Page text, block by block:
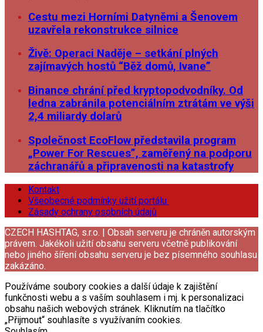
Cestu mezi Horními Datyněmi a Šenovem
uzavřela rekonstrukce silnice
Živě: Operaci Naděje – setkání plných
zajímavých hostů “Běž domů, Ivane”
Binance chrání před kryptopodvodníky. Od
ledna zabránila potenciálním ztrátám ve výši
2,4 miliardy dolarů
Společnost EcoFlow představila program
„Power For Rescues”, zaměřený na podporu
záchranářů a připravenosti na katastrofy
Kontakt
Všeobecné podmínky užití portálu
Zásady ochrany osobních údajů
CZECH HASHTAG, s.r.o. | Obsah serveru je chráněn autorským
právem. Jakékoli užití obsahu serveru včetně publikování
nebo jiného šíření obsahu serveru je bez písemného souhlasu
zakázáno.
Používáme soubory cookies a další údaje k zajištění
funkčnosti webu a s vaším souhlasem i mj. k personalizaci
obsahu našich webových stránek. Kliknutím na tlačítko
„Přijmout“ souhlasíte s využívaním cookies.